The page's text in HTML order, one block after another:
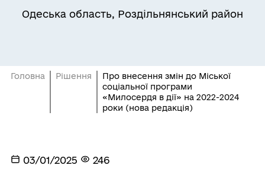
Одеська область, Роздільнянський район
Головна Рішення
Про внесення змін до Міської
соціальної програми
«Милосердя в дії» на 2022-2024
роки (нова редакція)
03/01/2025 246